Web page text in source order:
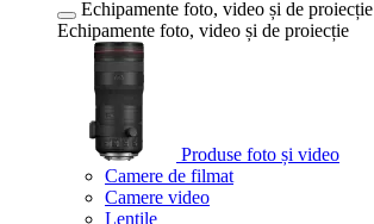
Echipamente foto, video și de proiecție
Echipamente foto, video și de proiecție
Produse foto și video
Camere de filmat
Camere video
Lentile